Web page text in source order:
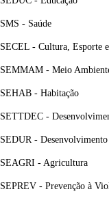
SMS - Saúde
SECEL - Cultura, Esporte
SEMMAM - Meio
SEHAB - Habitação
SETTDEC -
SEDUR -
SEAGRI - Agricultura
SEPREV - Prevenção à